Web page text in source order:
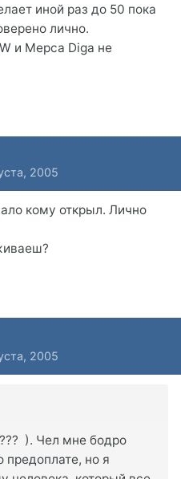
иной раз до 50 пока
лично.
и Мерса Diga не
2005
кому открыл. Лично
2005
). Чел мне бодро
предоплате, но я